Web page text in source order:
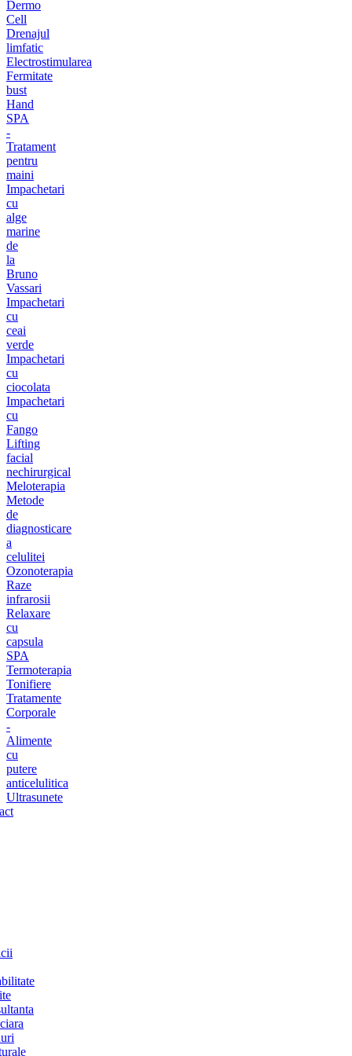
Dermo
Cell
Drenajul
limfatic
Electrostimularea
Fermitate
bust
Hand
SPA
-
Tratament
pentru
maini
Impachetari
cu
alge
marine
de
la
Bruno
Vassari
Impachetari
cu
ceai
verde
Impachetari
cu
ciocolata
Impachetari
cu
Fango
Lifting
facial
nechirurgical
Meloterapia
Metode
de
diagnosticare
a
celulitei
Ozonoterapia
Raze
infrarosii
Relaxare
cu
capsula
SPA
Termoterapia
Tonifiere
Tratamente
Corporale
-
Alimente
cu
putere
anticelulitica
Ultrasunete